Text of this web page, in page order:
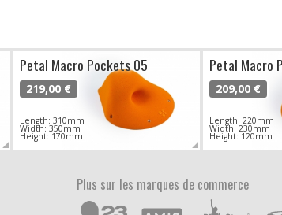
Petal Macro Pockets 05
219,00 €
Length: 310mm
Width: 350mm
Height: 170mm
Petal Macro
209,00 €
Length: 220mm
Width: 230mm
Height: 120mm
Plus sur les marques de commerce